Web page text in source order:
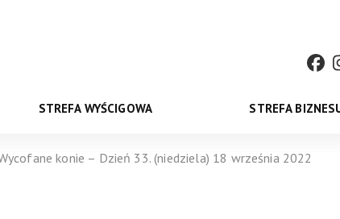
STREFA WYŚCIGOWA STREFA
konie – Dzień 33. (niedziela) 18 września 2022